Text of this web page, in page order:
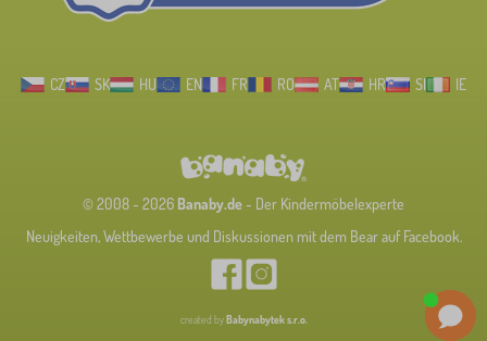
CZ SK HU EN FR RO AT HR SI IE
© 2008 - 2026 Banaby.de- Der Kindermöbelexperte
Neuigkeiten, Wettbewerbe und Diskussionen mit dem Bear auf Facebook.
created by Babynabytek s.r.o.